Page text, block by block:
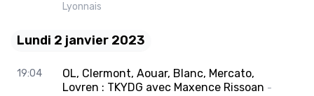
Lyonnais
Lundi 2 janvier 2023
19:04
OL, Clermont, Aouar, Blanc, Mercato,
Lovren : TKYDG avec Maxence Rissoan -